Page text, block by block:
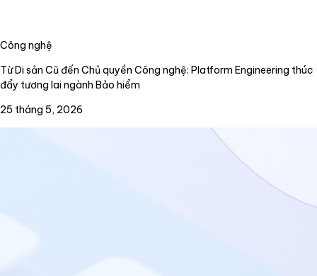
Công nghệ
Từ Di sản Cũ đến Chủ quyền Công nghệ: Platform Engineering thúc
đẩy tương lai ngành Bảo hiểm
25 tháng 5, 2026